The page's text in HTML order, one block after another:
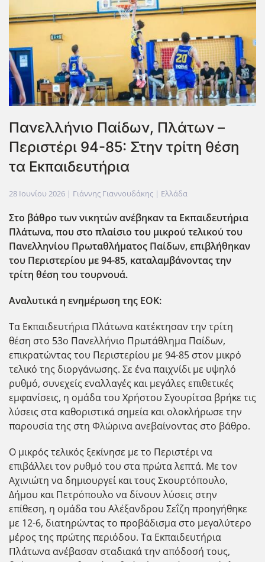
Πανελλήνιο Παίδων, Πλάτων –
Περιστέρι 94-85: Στην τρίτη θέση
τα Εκπαιδευτήρια
28 Ιουνίου 2026 | Γιάννης Γιαννουδάκης | Ελλάδα
Στο βάθρο των νικητών ανέβηκαν τα Εκπαιδευτήρια
Πλάτωνα, που στο πλαίσιο του μικρού τελικού του
Πανελληνίου Πρωταθλήματος Παίδων, επιβλήθηκαν
του Περιστερίου με 94-85, καταλαμβάνοντας την
τρίτη θέση του τουρνουά.
Αναλυτικά η ενημέρωση της ΕΟΚ:
Τα Εκπαιδευτήρια Πλάτωνα κατέκτησαν την τρίτη
θέση στο 53ο Πανελλήνιο Πρωτάθλημα Παίδων,
επικρατώντας του Περιστερίου με 94-85 στον μικρό
τελικό της διοργάνωσης. Σε ένα παιχνίδι με υψηλό
ρυθμό, συνεχείς εναλλαγές και μεγάλες επιθετικές
εμφανίσεις, η ομάδα του Χρήστου Σγουρίτσα βρήκε τις
λύσεις στα καθοριστικά σημεία και ολοκλήρωσε την
παρουσία της στη Φλώρινα ανεβαίνοντας στο βάθρο.
Ο μικρός τελικός ξεκίνησε με το Περιστέρι να
επιβάλλει τον ρυθμό του στα πρώτα λεπτά. Με τον
Αχινιώτη να δημιουργεί και τους Σκουρτόπουλο,
Δήμου και Πετρόπουλο να δίνουν λύσεις στην
επίθεση, η ομάδα του Αλέξανδρου Σεΐζη προηγήθηκε
με 12-6, διατηρώντας το προβάδισμα στο μεγαλύτερο
μέρος της πρώτης περιόδου. Τα Εκπαιδευτήρια
Πλάτωνα ανέβασαν σταδιακά την απόδοσή τους,